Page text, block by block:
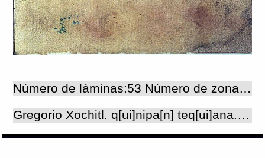
Número de láminas:53 Número de zonas:54
Gregorio Xochitl. q[ui]nipa[n] teq[ui]ana. Metztli deziembre XX días 1574 años.